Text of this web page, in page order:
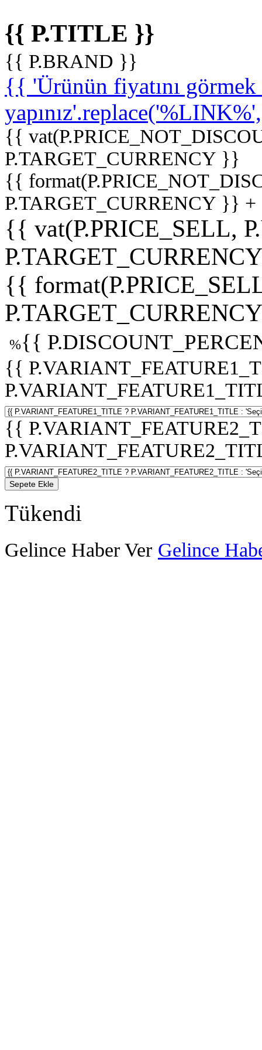
{{ P.TITLE }}
{{ P.BRAND }}
{{ 'Ürünün fiyatını
{{
P.TARGET_CURRENCY }}
{{
P.TARGET_CURRENCY }}
{{ vat(P.PRICE_SELL,
{{
%{{
{{
{{
Sepete Ekle
Tükendi
Gelince Haber Ver Gelince